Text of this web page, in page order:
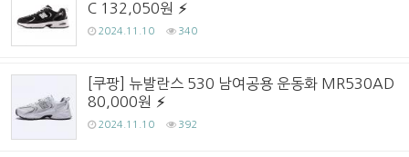
C 132,050원
2024.11.10 340
[쿠팡] 뉴발란스 530 남여공용 운동화 MR530AD
80,000원
2024.11.10 392